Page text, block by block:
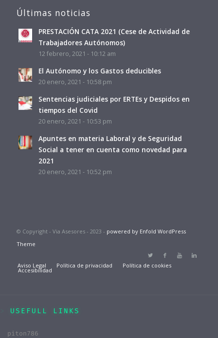
Últimas noticias
PRESTACIÓN CATA 2021 (Cese de Actividad de
Trabajadores Autónomos)
12 febrero, 2021 - 10:12 am
El Autónomo y los Gastos deducibles
20 enero, 2021 - 10:58 pm
Sentencias judiciales por ERTEs y Despidos en
tiempos del Covid
20 enero, 2021 - 10:53 pm
Apuntes en materia Laboral y de Seguridad
Social a tener en cuenta como novedad para
2021
20 enero, 2021 - 10:52 pm
© Copyright - Via Asesores - 2023 - powered by Enfold WordPress
Theme
Aviso Legal Política de privacidad Política de cookies
Accesibilidad
USEFULL LINKS
piton786